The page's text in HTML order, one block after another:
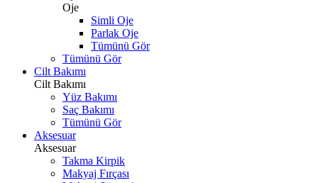
Oje
Simli Oje
Parlak Oje
Tümünü Gör
Tümünü Gör
Cilt Bakımı
Cilt Bakımı
Yüz Bakımı
Saç Bakımı
Tümünü Gör
Aksesuar
Aksesuar
Takma Kirpik
Makyaj Fırçası